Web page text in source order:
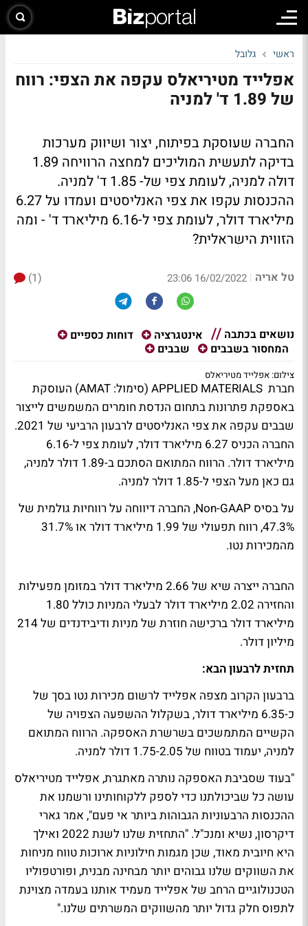
ראשי גלובל
אפלייד מטיריאלס עקפה את הצפי: רווח
של 1.89 ד' למניה
החברה שעוסקת בפיתוח, יצור ושיווק מערכות
בדיקה לתעשית המוליכים למחצה הרוויחה 1.89
דולה למניה, לעומת צפי של- 1.85 ד' למניה.
ההכנסות עקפו את צפי האנליסטים ועמדו על 6.27
מיליארד דולר, לעומת צפי ל-6.16 מיליארד ד' - ומה
הזווית הישראלית?
טל אריה |
16/02/2022 23:06
(1)
נושאים בכתבה אינטגרציה
דוחות כספיים
המחסור בשבבים
שבבים
צילום: אפלייד מטיריאלס
חברת APPLIED MATERIALS (סימול: AMAT) העוסקת
באספקת פתרונות בתחום הנדסת חומרים המשמשים לייצור
שבבים עקפה את צפי האנליסטים לרבעון הרביעי של 2021.
החברה הכניס 6.27 מיליארד דולר, לעומת צפי ל-6.16
מיליארד דולר. הרווח המתואם הסתכם ב-1.89 דולר למניה,
גם כאן מעל הצפי ל-1.85 דולר למניה.
על בסיס Non-GAAP, החברה דיווחה על רווחיות גולמית של
47.3%, רווח תפעולי של 1.99 מיליארד דולר או 31.7%
מהמכירות נטו.
החברה ייצרה שיא של 2.66 מיליארד דולר במזומן מפעילות
והחזירה 2.02 מיליארד דולר לבעלי המניות כולל 1.80
מיליארד דולר ברכישה חוזרת של מניות ודיבידנדים של 214
מיליון דולר.
תחזית לרבעון הבא:
ברבעון הקרוב מצפה אפלייד לרשום מכירות נטו בסך של
כ-6.35 מיליארד דולר, בשקלול ההשפעה הצפויה של
הקשיים המתמשכים בשרשרת האספקה. הרווח המתואם
למניה, יעמוד בטווח של 1.75-2.05 דולר למניה.
"בעוד שסביבת האספקה ​​נותרה מאתגרת, אפלייד מטיריאלס
עושה כל שביכולתנו כדי לספק ללקוחותינו ורשמנו את
ההכנסות הרבעוניות הגבוהות ביותר אי פעם", אמר גארי
דיקרסון, נשיא ומנכ"ל. "התחזית שלנו לשנת 2022 ואילך
היא חיובית מאוד, שכן מגמות חילוניות ארוכות טווח מניחות
את השווקים שלנו גבוהים יותר מבחינה מבנית, ופורטפוליו
הטכנולוגיים הרחב של אפלייד מעמיד אותנו בעמדה מצוינת
לתפוס חלק גדול יותר מהשווקים המשרתים שלנו."